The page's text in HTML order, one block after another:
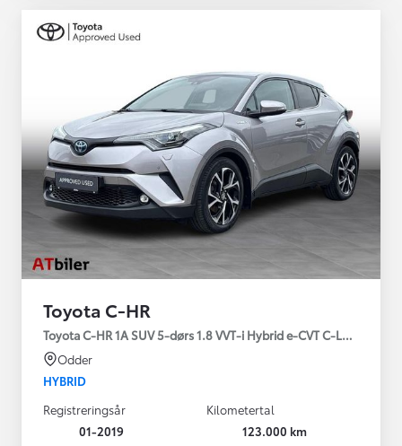
Toyota C-HR
Toyota C-HR 1A SUV 5-dørs 1.8 VVT-i Hybrid e-CVT C-LUB -
Odder
HYBRID
Registreringsår
01-2019
Kilometertal
123.000 km